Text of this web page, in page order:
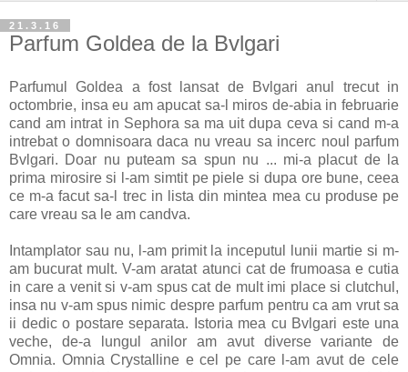
21.3.16
Parfum Goldea de la Bvlgari
Parfumul Goldea a fost lansat de Bvlgari anul trecut in
octombrie, insa eu am apucat sa-l miros de-abia in februarie
cand am intrat in Sephora sa ma uit dupa ceva si cand m-a
intrebat o domnisoara daca nu vreau sa incerc noul parfum
Bvlgari. Doar nu puteam sa spun nu ... mi-a placut de la
prima mirosire si l-am simtit pe piele si dupa ore bune, ceea
ce m-a facut sa-l trec in lista din mintea mea cu produse pe
care vreau sa le am candva.
Intamplator sau nu, l-am primit la inceputul lunii martie si m-
am bucurat mult. V-am aratat atunci cat de frumoasa e cutia
in care a venit si v-am spus cat de mult imi place si clutchul,
insa nu v-am spus nimic despre parfum pentru ca am vrut sa
ii dedic o postare separata. Istoria mea cu Bvlgari este una
veche, de-a lungul anilor am avut diverse variante de
Omnia. Omnia Crystalline e cel pe care l-am avut de cele